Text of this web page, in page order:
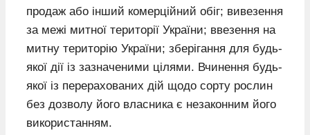
продаж або інший комерційний обіг; вивезення
за межі митної території України; ввезення на
митну територію України; зберігання для будь-
якої дії із зазначеними цілями. Вчинення будь-
якої із перерахованих дій щодо сорту рослин
без дозволу його власника є незаконним його
використанням.